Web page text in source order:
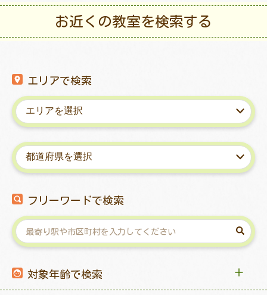
お近くの教室を検索する
エリアで検索
フリーワードで検索
対象年齢で検索